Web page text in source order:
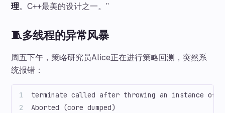
理。C++最美的设计之一。”
🧵多线程的异常风暴
周五下午，策略研究员Alice正在进行策略回测，突然系
统报错：
terminate called after throwing an instance of
Aborted (core dumped)